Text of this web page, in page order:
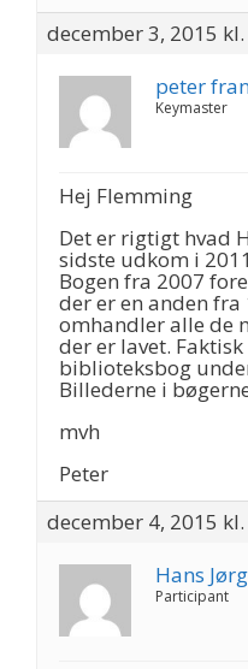
december 3, 2015 kl.
peter
Keymaster
Hej Flemming
Det er rigtigt hvad
sidste udkom i
Bogen fra 2007
der er en anden fra
omhandler alle de
der er lavet.
biblioteksbog
Billederne i
mvh
Peter
december 4, 2015
Hans
Participant